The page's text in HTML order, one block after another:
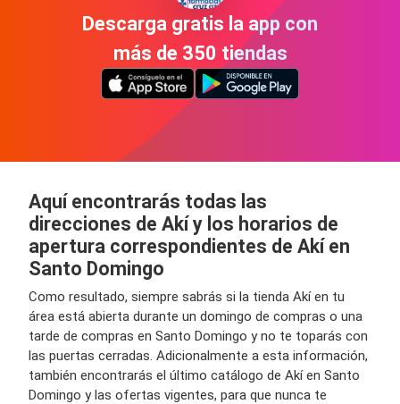
Descarga gratis la app con
más de 350 tiendas
Aquí encontrarás todas las
direcciones de Akí y los horarios de
apertura correspondientes de Akí en
Santo Domingo
Como resultado, siempre sabrás si la tienda Akí en tu
área está abierta durante un domingo de compras o una
tarde de compras en Santo Domingo y no te toparás con
las puertas cerradas. Adicionalmente a esta información,
también encontrarás el último catálogo de Akí en Santo
Domingo y las ofertas vigentes, para que nunca te